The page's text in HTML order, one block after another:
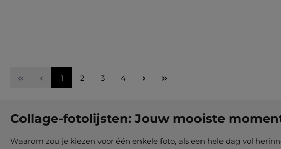
Pagina
1 Pagina
2 Pagina
3 Pagina
4
Collage-fotolijsten: Jouw mooiste
Waarom zou je kiezen voor één enkele foto, als een hele dag vol